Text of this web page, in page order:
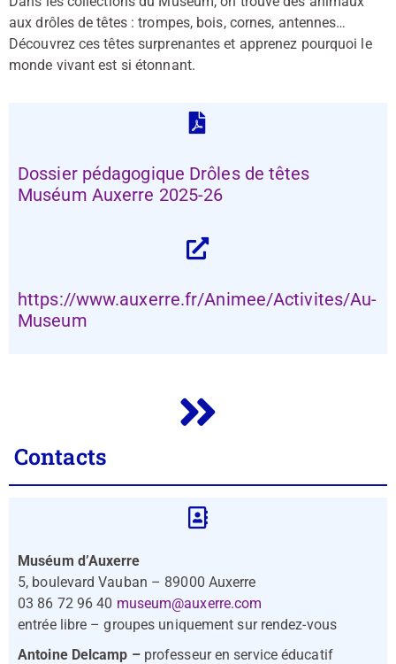
aux drôles de têtes : trompes, bois, cornes, antennes…
Découvrez ces têtes surprenantes et apprenez pourquoi le
monde vivant est si étonnant.
Dossier pédagogique Drôles de têtes
Muséum Auxerre 2025-26
https://www.auxerre.fr/Animee/Activites/Au-
Museum
Contacts
Muséum d’Auxerre
5, boulevard Vauban – 89000 Auxerre
03 86 72 96 40 museum@auxerre.com
entrée libre – groupes uniquement sur rendez-vous
Antoine Delcamp –professeur en service éducatif